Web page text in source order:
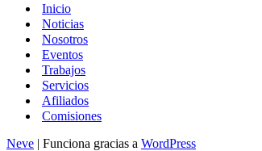
Inicio
Noticias
Nosotros
Eventos
Trabajos
Servicios
Afiliados
Comisiones
Neve | Funciona gracias a WordPress